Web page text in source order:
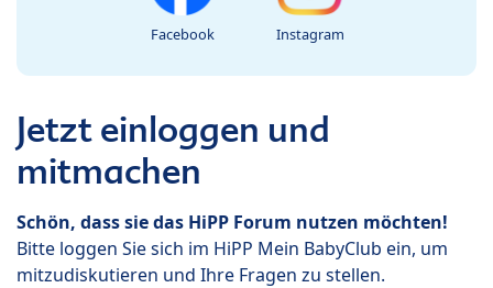
Facebook Instagram
Jetzt einloggen und
mitmachen
Schön, dass sie das HiPP Forum nutzen möchten!
Bitte loggen Sie sich im HiPP Mein BabyClub ein, um
mitzudiskutieren und Ihre Fragen zu stellen.